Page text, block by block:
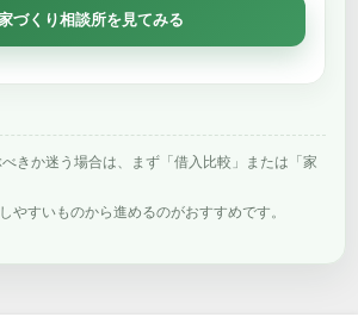
づくり相談所を見てみる
きか迷う場合は、まず「借入比較」または「家
やすいものから進めるのがおすすめです。